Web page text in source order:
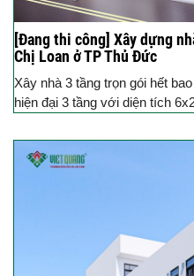
[Đang thi công] Xây dựng
Chị Loan ở TP Thủ Đức
Xây nhà 3 tầng trọn gói hết
hiện đại 3 tầng với diện tích